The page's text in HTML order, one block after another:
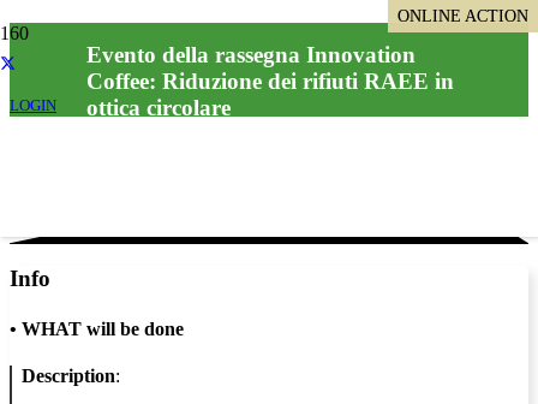
LOGIN
Evento della rassegna Innovation
Coffee: Riduzione dei rifiuti RAEE in
ottica circolare
Info
• WHAT will be done
Description:
ONLINE ACTION
ONLINE ACTION
ONLINE ACTION